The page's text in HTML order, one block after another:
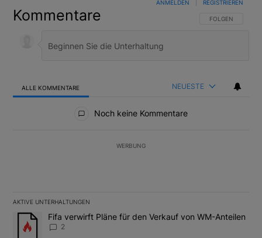
Kommentare FOLGE DIESER
FOLGEN
ANMELDEN REGISTRIEREN
ALLE KOMMENTARE NEUESTE
Noch keine Kommentare
WERBUNG
AKTIVE UNTERHALTUNGEN
Das Folgende ist eine Liste der am meisten kommentierten
Ein Trendartikel mit dem Titel "Fifa verwirft Pläne für den
Fifa verwirft Pläne für den Verkauf von WM-Anteilen
2